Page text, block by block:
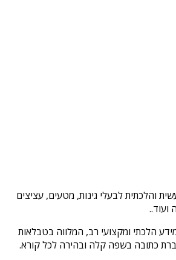
והלכתית לבעלי גינות, מטעים, עציצים
ועוד..
הלכתי ומקצועי רב, המלווה בטבלאות
כתובה בשפה קלה ובהירה לכל קורא.